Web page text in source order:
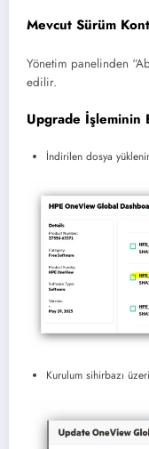
Mevcut Sürüm
Yönetim panelinden
edilir.
Upgrade İşleminin
İndirilen dosya
Kurulum sihirbazı